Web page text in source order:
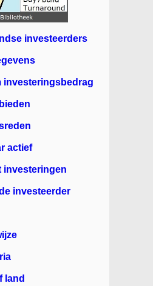
investeerders
investeringsbedrag
actief
investeringen
investeerder
land